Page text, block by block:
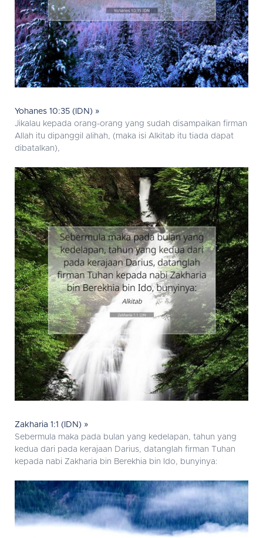
Yohanes 10:35 (IDN) »
Jikalau kepada orang-orang yang sudah disampaikan firman
Allah itu dipanggil alihah, (maka isi Alkitab itu tiada dapat
dibatalkan),
Zakharia 1:1 (IDN) »
Sebermula maka pada bulan yang kedelapan, tahun yang
kedua dari pada kerajaan Darius, datanglah firman Tuhan
kepada nabi Zakharia bin Berekhia bin Ido, bunyinya: